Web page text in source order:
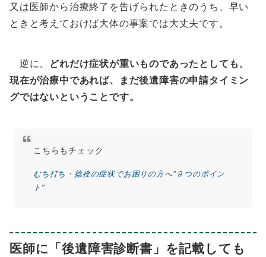
又は医師から治療終了を告げられたときのうち、早い
ときと考えておけば大体の事案では大丈夫です。
逆に、 どれだけ症状が重いものであったとしても、
現在が治療中であれば、まだ後遺障害の申請タイミン
グではないということです。
こちらもチェック
むち打ち・捻挫の症状でお困りの方へ“９つのポイン
ト”
医師に「後遺障害診断書」を記載しても